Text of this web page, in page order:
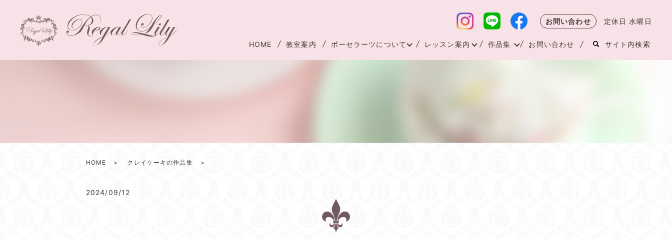
お問い合わせ 定休日 水曜日
HOME 教室案内 ポーセラーツについて レッスン案内 作品集 お問い合わせ サイト内検索
HOME クレイケーキの作品集
2024/09/12